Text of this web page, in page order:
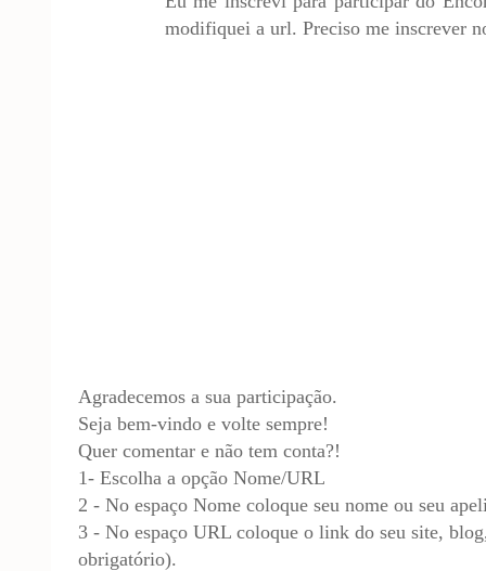
modifiquei a url. Preciso me inscrever
Agradecemos a sua participação.
Seja bem-vindo e volte sempre!
Quer comentar e não tem conta?!
1- Escolha a opção Nome/URL
2 - No espaço Nome coloque seu nome ou seu
3 - No espaço URL coloque o link do seu site,
obrigatório).